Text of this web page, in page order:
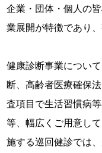
企業・団体・個人の
業展開が特徴であり、
健康診断事業につい
断、高齢者医療確保
査項目で生活習慣病
等、幅広くご用意し
施する巡回健診では